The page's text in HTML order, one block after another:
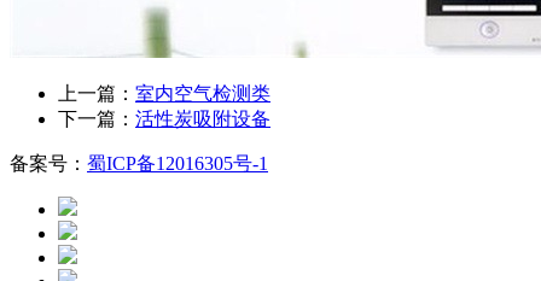
上一篇： 室内空气检测类
下一篇： 活性炭吸附设备
备案号： 蜀ICP备12016305号-1